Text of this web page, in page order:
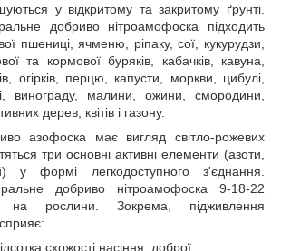
у відкритому та закритому ґрунті.
добриво нітроамофоска підходить
пшениці, ячменю, ріпаку, сої, кукурудзи,
та кормової буряків, кабачків, кавуна,
огірків, перцю, капусти, моркви, цибулі,
винограду, малини, ожини, смородини,
дерев, квітів і газону.
азофоска має вигляд світло-рожевих
три основні активні елементи (азоти,
у формі легкодоступного з'єднання.
добриво нітроамофоска 9-18-22
на рослини. Зокрема, підживлення
схожості насіння, доброї